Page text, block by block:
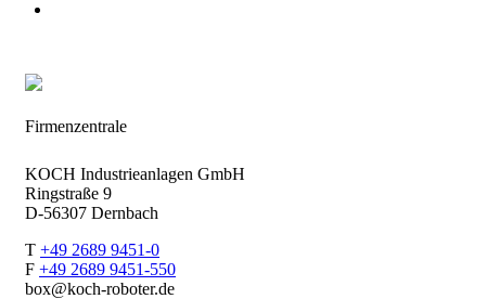
Firmenzentrale
KOCH Industrieanlagen GmbH
Ringstraße 9
D-56307 Dernbach
T +49 2689 9451-0
F +49 2689 9451-550
box@koch-roboter.de